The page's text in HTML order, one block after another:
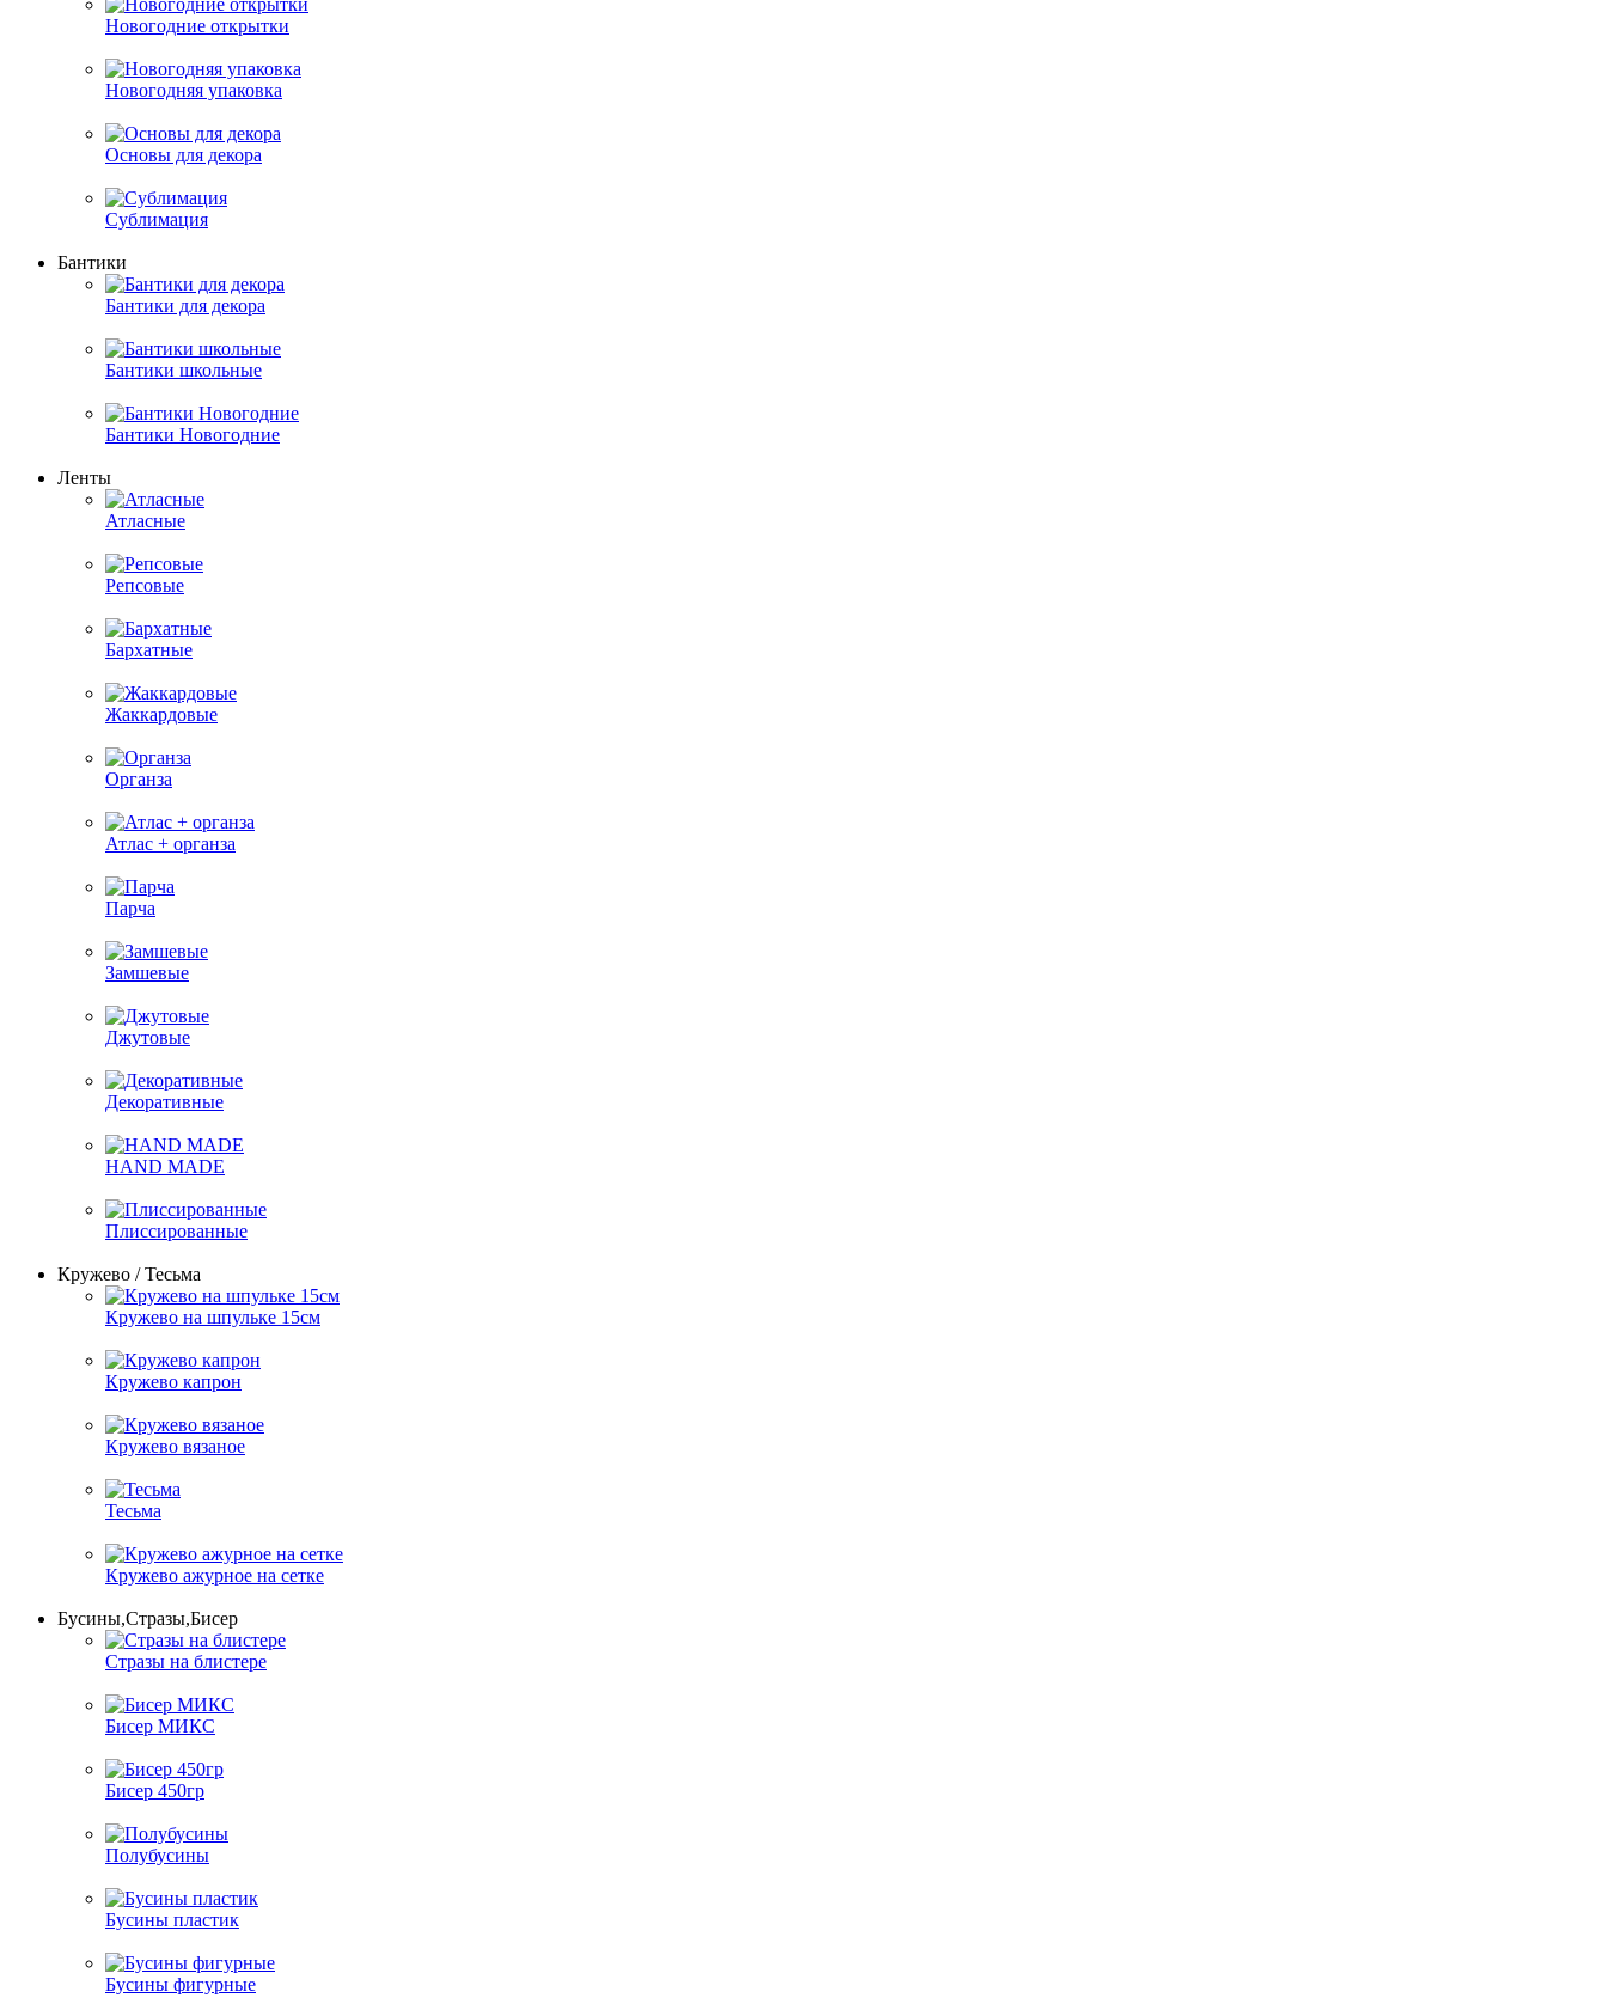
Новогодние открытки
Новогодняя упаковка
Основы для декора
Сублимация
Бантики
Бантики для декора
Бантики школьные
Бантики Новогодние
Ленты
Атласные
Репсовые
Бархатные
Жаккардовые
Органза
Атлас + органза
Парча
Замшевые
Джутовые
Декоративные
HAND MADE
Плиссированные
Кружево / Тесьма
Кружево на шпульке 15см
Кружево капрон
Кружево вязаное
Тесьма
Кружево ажурное на сетке
Бусины,Стразы,Бисер
Стразы на блистере
Бисер МИКС
Бисер 450гр
Полубусины
Бусины пластик
Бусины фигурные